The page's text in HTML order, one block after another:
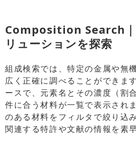
Composition Search｜
リューションを探索
組成検索では、特定の金属や無
広く正確に調べることができま
ースで、元素名とその濃度（割
件に合う材料が一覧で表示され
のある材料をフィルタで絞り込
関連する特許や文献の情報を素